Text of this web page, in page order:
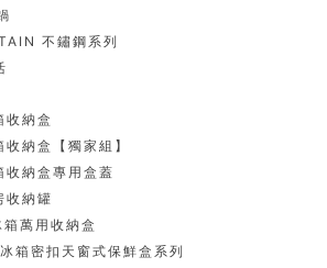
不鏽鋼系列
收納盒
納盒【獨家組】
收納盒專用盒蓋
收納罐
萬用收納盒
箱密扣天窗式保鮮盒系列